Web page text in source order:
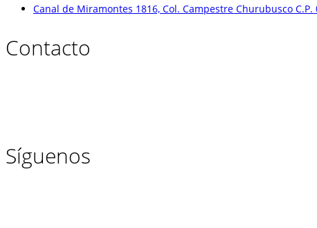
Canal de Miramontes 1816, Col. Campestre Churubusco
Contacto
Síguenos